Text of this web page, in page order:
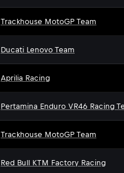
Trackhouse MotoGP Team
Ducati Lenovo Team
Aprilia Racing
Pertamina Enduro VR46 Racing
Trackhouse MotoGP Team
Red Bull KTM Factory Racing